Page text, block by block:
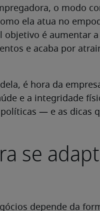
o modo
ela atua no
objetivo é aumentar
e acaba por
é hora da
e a integridade
— e as dicas
se
depende da